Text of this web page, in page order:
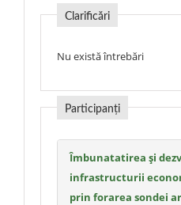
Clarificări
Nu există întrebări
Participanți
Îmbunatatirea și
infrastructurii
prin forarea sondei